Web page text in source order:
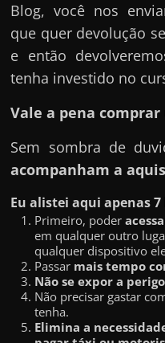
Blog, você nos
que quer devolução
e então
tenha investido no
Vale a pena
Sem sombra de
acompanham a
Eu alistei aqui apenas
Primeiro, poder
em qualquer outro
qualquer dispositivo
Passar mais tempo
Não se expor a
Não precisar gastar
tenha.
Elimina a